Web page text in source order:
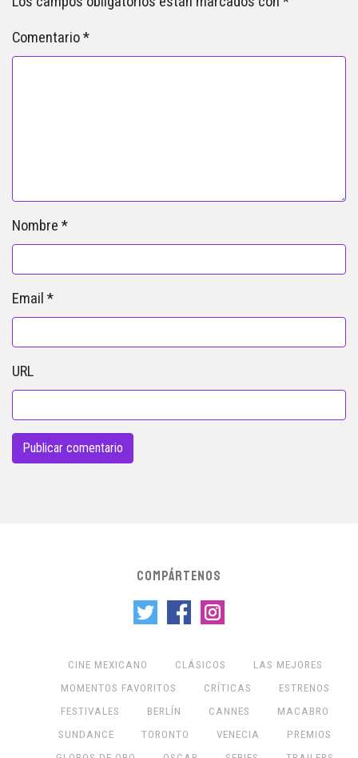
Comentario*
Nombre *
Email *
URL
COMPÁRTENOS
CINE MEXICANO CLÁSICOS
LAS MEJORES
MOMENTOS FAVORITOS
CRÍTICAS
ESTRENOS
FESTIVALES
BERLÍN CANNES
MACABRO
SUNDANCE
TORONTO VENECIA
PREMIOS